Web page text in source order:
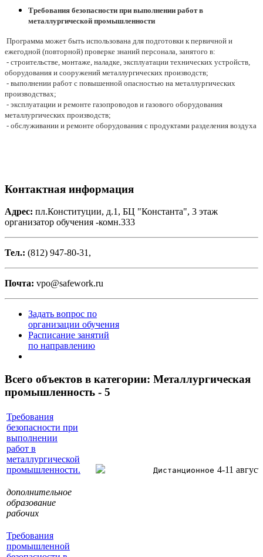
Требования безопасности при выполнении работ в
металлургической промышленности
Программа может быть использована для подготовки к первичной и
ежегодной (повторной) проверке знаний персонала, занятого в:
- строительстве, монтаже, наладке, эксплуатации технических устройств,
оборудования и сооружений металлургических производств;
- выполнении работ с повышенной опасностью на металлургических
производствах;
- эксплуатации и ремонте газопроводов и газового оборудования
металлургических производств;
- обслуживании и ремонте оборудования с продуктами разделения воздуха
Контактная информация
Адрес: пл.Конституции, д.1, БЦ "Константа", 3 этаж
организатор обучения -комн.333
Тел.: (812) 947-80-31,
Почта: vpo@safework.ru
Задать вопрос по
организации обучения
Расписание занятий
по направлению
Всего объектов в категории: Металлургическая
промышленность - 5
Требования
безопасности при
выполнении
работ в
металлургической
промышленности.
дополнительное
образование
рабочих
Дистанционное 4-11
Требования
промышленной